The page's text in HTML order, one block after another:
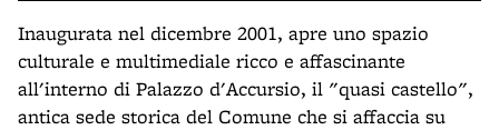
Inaugurata nel dicembre 2001, apre uno spazio
culturale e multimediale ricco e affascinante
all'interno di Palazzo d'Accursio, il "quasi castello",
antica sede storica del Comune che si affaccia su